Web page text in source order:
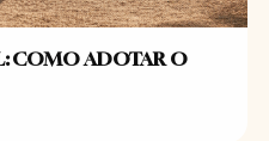
COMO ADOTAR O